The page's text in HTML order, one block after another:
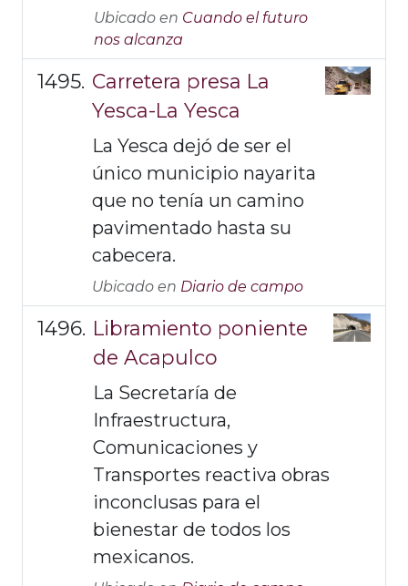
Ubicado en Cuando el futuro
nos alcanza
Carretera presa La
Yesca-La Yesca
La Yesca dejó de ser el
único municipio nayarita
que no tenía un camino
pavimentado hasta su
cabecera.
Ubicado en Diario de campo
Libramiento poniente
de Acapulco
La Secretaría de
Infraestructura,
Comunicaciones y
Transportes reactiva obras
inconclusas para el
bienestar de todos los
mexicanos.